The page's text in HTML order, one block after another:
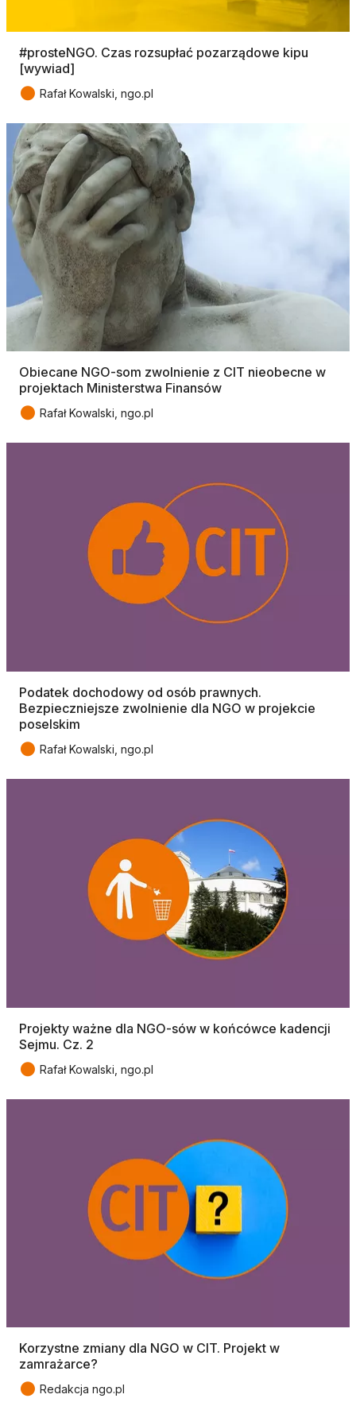
#prosteNGO. Czas rozsupłać pozarządowe kipu
[wywiad]
● Rafał Kowalski, ngo.pl
Obiecane NGO-som zwolnienie z CIT nieobecne w
projektach Ministerstwa Finansów
● Rafał Kowalski, ngo.pl
Podatek dochodowy od osób prawnych.
Bezpieczniejsze zwolnienie dla NGO w projekcie
poselskim
● Rafał Kowalski, ngo.pl
Projekty ważne dla NGO-sów w końcówce kadencji
Sejmu. Cz. 2
● Rafał Kowalski, ngo.pl
Korzystne zmiany dla NGO w CIT. Projekt w
zamrażarce?
● Redakcja ngo.pl